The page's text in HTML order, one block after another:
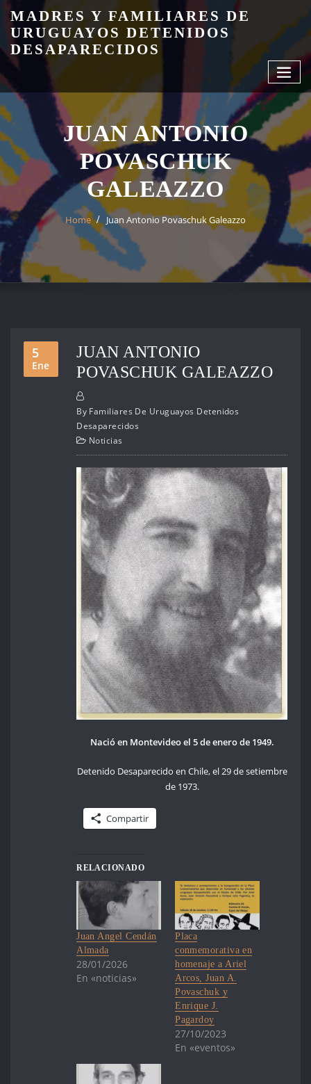
content
MADRES Y FAMILIARES DE
URUGUAYOS DETENIDOS
DESAPARECIDOS
JUAN ANTONIO
POVASCHUK
GALEAZZO
Home Juan Antonio Povaschuk Galeazzo
5
Ene
JUAN ANTONIO
POVASCHUK GALEAZZO
By Familiares De Uruguayos Detenidos
Desaparecidos
Noticias
Nació en Montevideo el 5 de enero de 1949.
Detenido Desaparecido en Chile, el 29 de setiembre
de 1973.
Compartir
RELACIONADO
Juan Angel Cendán
Almada
28/01/2026
En «noticias»
Placa
conmemorativa en
homenaje a Ariel
Arcos, Juan A.
Povaschuk y
Enrique J.
Pagardoy
27/10/2023
En «eventos»